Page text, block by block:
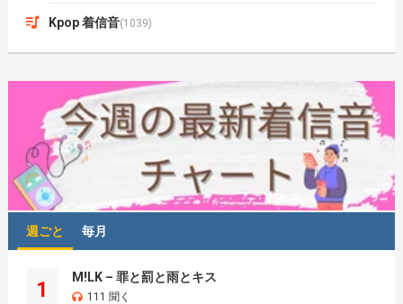
Kpop 着信音(1039)
週ごと 毎月
1
M!LK – 罪と罰と雨とキス
111 聞く